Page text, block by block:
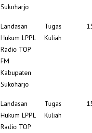
Sukoharjo
Landasan
Hukum LPPL
Radio TOP
FM
Kabupaten
Sukoharjo
Tugas
Kuliah
Landasan
Hukum LPPL
Radio TOP
Tugas
Kuliah